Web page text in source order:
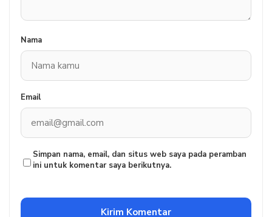
Nama
Email
Simpan nama, email, dan situs web saya pada peramban
ini untuk komentar saya berikutnya.